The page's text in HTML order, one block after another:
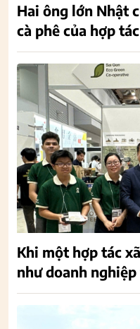
Hai ông lớn Nhật
cà phê của hợp
Khi một hợp tác
như doanh nghiệp